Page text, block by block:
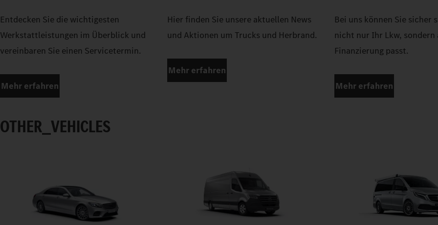
Entdecken Sie die wichtigesten
Werkstattleistungen im Überblick und
vereinbaren Sie einen Servicetermin.
Mehr erfahren
Hier finden Sie unsere aktuellen News
und Aktionen um Trucks und Herbrand.
Mehr erfahren
Bei uns können Sie sicher
nicht nur Ihr Lkw, sondern
Finanzierung passt.
Mehr erfahren
OTHER_VEHICLES